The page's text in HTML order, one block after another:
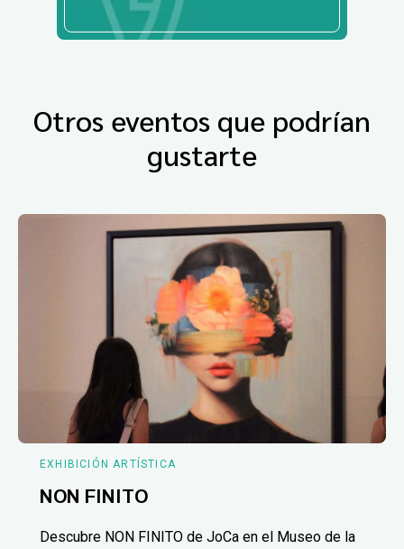
Otros eventos que podrían
gustarte
EXHIBICIÓN ARTÍSTICA
NON FINITO
Descubre NON FINITO de JoCa en el Museo de la